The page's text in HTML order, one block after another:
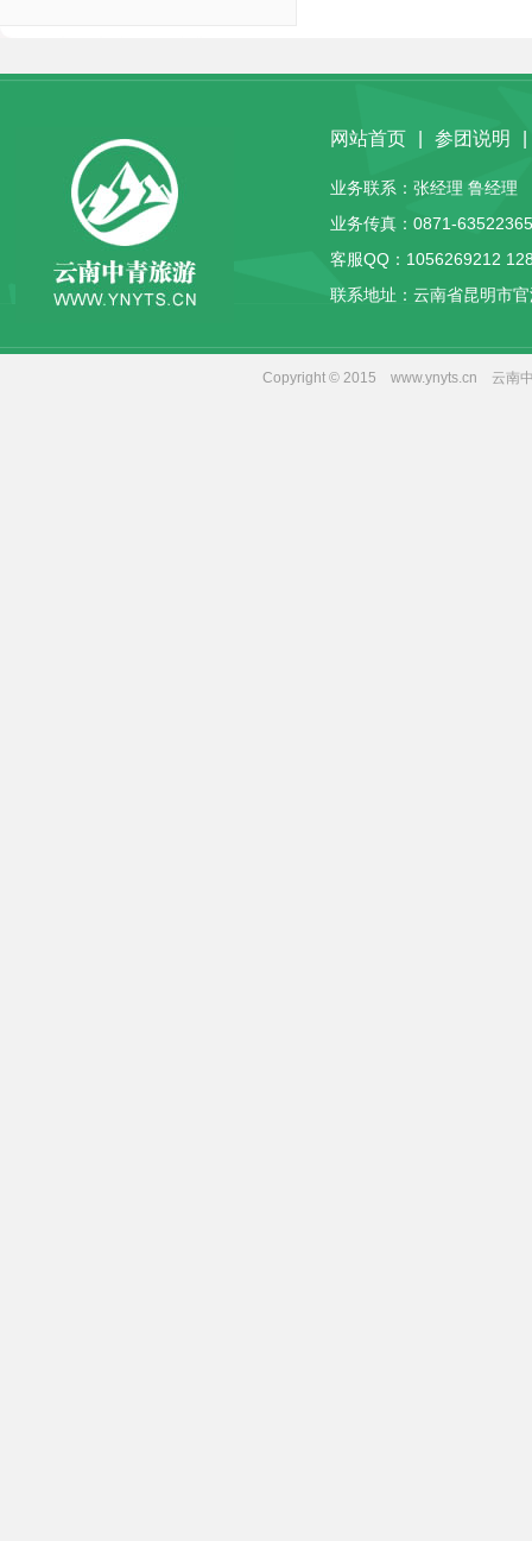
网站首页 参团说明
业务联系：张经理 鲁经理
业务传真：0871-
客服QQ： 1056269212
联系地址：云南省昆明市
Copyright © 2015 www.ynyts.cn 云南